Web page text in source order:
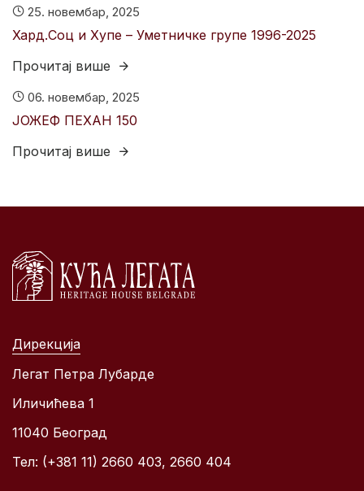
25. новембар, 2025
Хард.Соц и Хyпе – Уметничке групе 1996-2025
Прочитај више
06. новембар, 2025
ЈОЖЕФ ПЕХАН 150
Прочитај више
Дирекција
Легат Петра Лубарде
Иличићева 1
11040 Београд
Тел: (+381 11) 2660 403, 2660 404